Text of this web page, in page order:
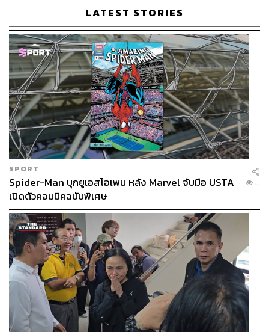
LATEST STORIES
SPORT
Spider-Man บุกยูเอสโอเพน หลัง Marvel จับมือ USTA
เปิดตัวคอมมิคฉบับพิเศษ
...